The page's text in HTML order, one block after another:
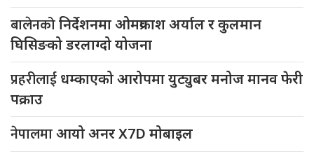
बालेनकोनिर्देशनमा ओमप्रकाश अर्याल र कुलमान
घिसिङको डरलाग्दो योजना
प्रहरीलाई धम्काएको आरोपमा युट्युबर मनोज मानव फेरी
पक्राउ
नेपालमाआयो अनर X7D मोबाइल